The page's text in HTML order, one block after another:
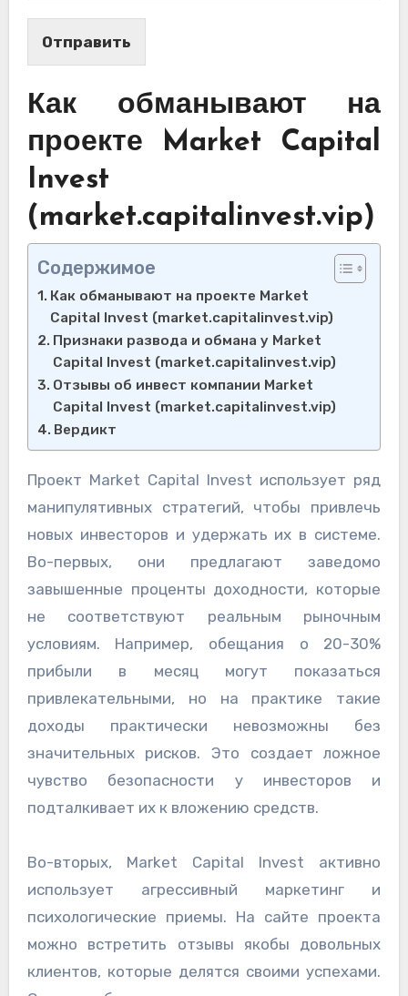
Отправить
Как обманывают на
проекте Market Capital
Invest
(market.capitalinvest.vip)
Содержимое
Как обманывают на проекте Market
Capital Invest (market.capitalinvest.vip)
Признаки развода и обмана у Market
Capital Invest (market.capitalinvest.vip)
Отзывы об инвест компании Market
Capital Invest (market.capitalinvest.vip)
Вердикт
Проект Market Capital Invest использует ряд
манипулятивных стратегий, чтобы привлечь
новых инвесторов и удержать их в системе.
Во-первых, они предлагают заведомо
завышенные проценты доходности, которые
не соответствуют реальным рыночным
условиям. Например, обещания о 20-30%
прибыли в месяц могут показаться
привлекательными, но на практике такие
доходы практически невозможны без
значительных рисков. Это создает ложное
чувство безопасности у инвесторов и
подталкивает их к вложению средств.
Во-вторых, Market Capital Invest активно
использует агрессивный маркетинг и
психологические приемы. На сайте проекта
можно встретить отзывы якобы довольных
клиентов, которые делятся своими успехами.